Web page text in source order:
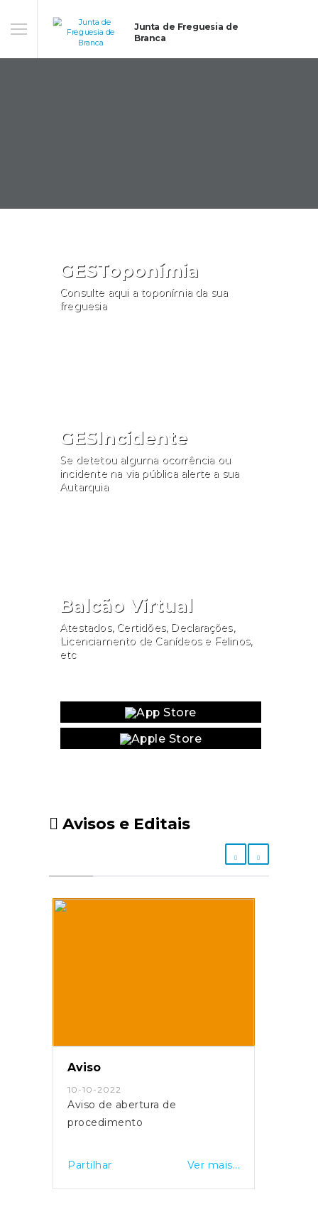
Junta de Freguesia de
Branca
GESToponímia
Consulte aqui a toponímia da sua
freguesia
GESIncidente
Se detetou alguma ocorrência ou
incidente na via pública alerte a sua
Autarquia
Balcão Virtual
Atestados, Certidões, Declarações,
Licenciamento de Canídeos e Felinos,
etc
Avisos e Editais
Aviso
10-10-2022
Aviso de abertura de
procedimento
Partilhar Ver mais...